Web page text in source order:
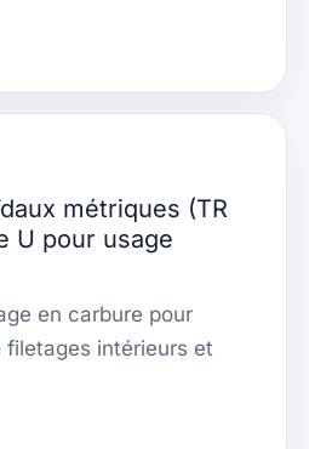
métriques (TR
U pour usage
en carbure pour
intérieurs et